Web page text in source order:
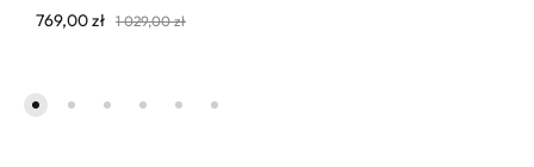
769,00zł 1 029,00zł